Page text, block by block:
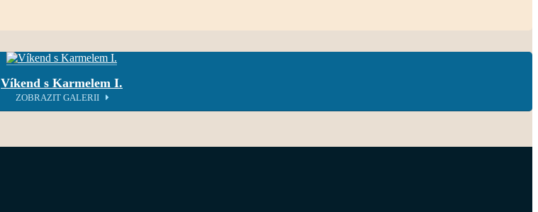
Víkend s Karmelem I.
ZOBRAZIT GALERII